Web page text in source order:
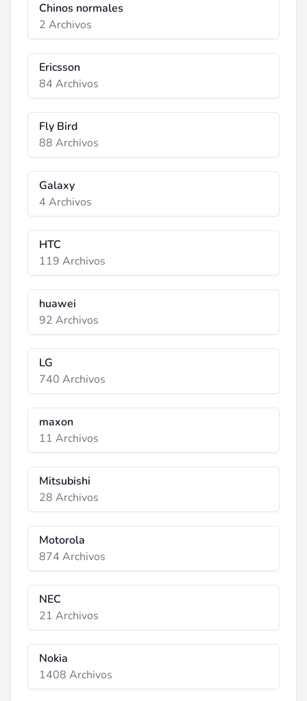
Chinos normales
2 Archivos
Ericsson
84 Archivos
Fly Bird
88 Archivos
Galaxy
4 Archivos
HTC
119 Archivos
huawei
92 Archivos
LG
740 Archivos
maxon
11 Archivos
Mitsubishi
28 Archivos
Motorola
874 Archivos
NEC
21 Archivos
Nokia
1408 Archivos